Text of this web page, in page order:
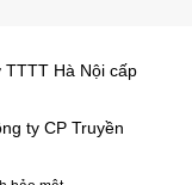
Hà Nội cấp
ty CP Truyền